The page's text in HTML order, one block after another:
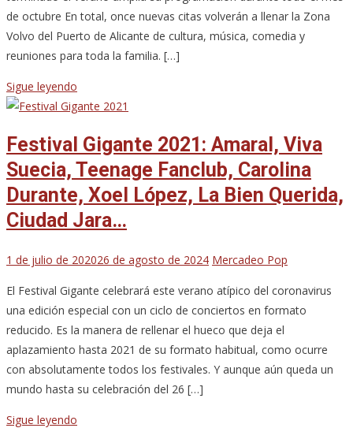
de octubre En total, once nuevas citas volverán a llenar la Zona
Volvo del Puerto de Alicante de cultura, música, comedia y
reuniones para toda la familia. […]
Sigue leyendo
Festival Gigante 2021: Amaral, Viva
Suecia, Teenage Fanclub, Carolina
Durante, Xoel López, La Bien Querida,
Ciudad Jara…
1 de julio de 202026 de agosto de 2024 Mercadeo Pop
El Festival Gigante celebrará este verano atípico del coronavirus
una edición especial con un ciclo de conciertos en formato
reducido. Es la manera de rellenar el hueco que deja el
aplazamiento hasta 2021 de su formato habitual, como ocurre
con absolutamente todos los festivales. Y aunque aún queda un
mundo hasta su celebración del 26 […]
Sigue leyendo